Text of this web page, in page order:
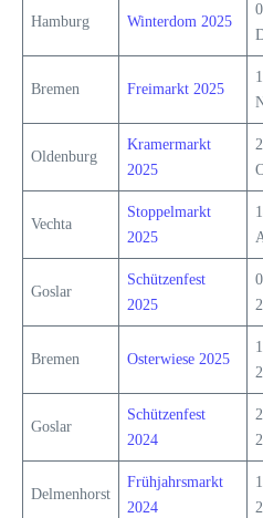
Hamburg Winterdom 2025
Bremen Freimarkt 2025
Oldenburg
Kramermarkt
2025
Vechta
Stoppelmarkt
2025
Goslar
Schützenfest
2025
Bremen Osterwiese 2025
Goslar
Schützenfest
2024
Delmenhorst
Frühjahrsmarkt
2024